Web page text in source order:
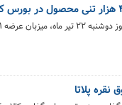
۸۶۶ تن انواع محصول است.
پلاتا